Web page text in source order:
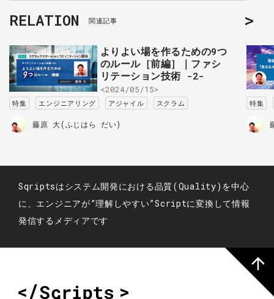
RELATION 関連記事
よりよい場を作るための9つ
のルール［前編］｜ファシ
リテーション技術 -2-
<2024/05/15>
特集 エンジニアリング アジャイル スクラム
藤原 大(ふじはら だい)
特集
Sqriptsはシステム開発における品質(Quality)を中心
に、エンジニアが”理解しやすい”Scriptに変換して情報
発信するメディアです